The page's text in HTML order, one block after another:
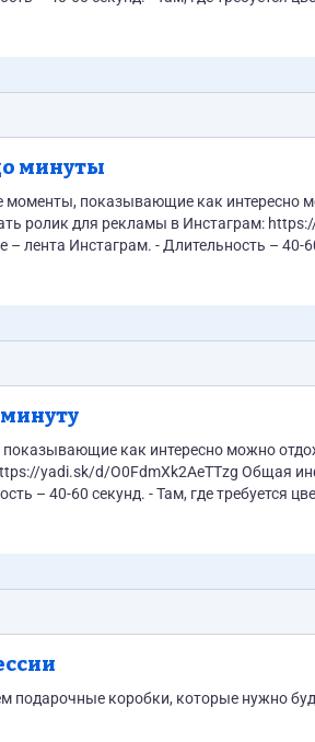
минуты
как интересно можно отдохнуть в
Общая информация: - Формат –
– 40-60 секунд. - Там, где требуется
подарочные коробки, которые нужно